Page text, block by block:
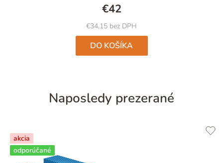
€34,15 bez DPH
€42
DO KOŠÍKA
Naposledy prezerané
akcia
odporúčané